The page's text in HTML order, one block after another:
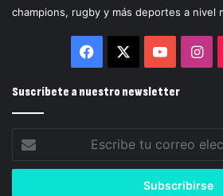
champions, rugby y más deportes a nivel
Facebook YouTube
Suscríbete a nuestro newsletter
correo